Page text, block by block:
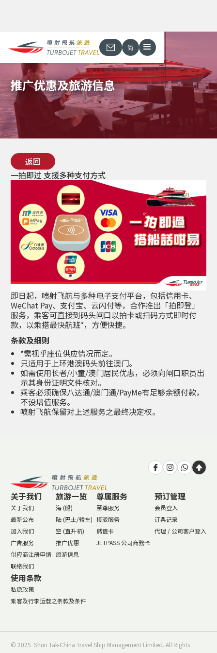
简
推广优惠及旅游信息
一拍即过 支援多种支付方式
返回
即日起，喷射飞航与多种电子支付平台，包括信用卡、
WeChat Pay、支付宝、云闪付等，合作推出「拍即登」
服务，乘客可直接到码头闸口以拍卡或扫码方式即时付
款，以乘搭最快航班*，方便快捷。
条款及细则
*需视乎座位供应情况而定。
只适用于上环港澳码头前往澳门。
如需使用长者/小童/澳门居民优惠，必须向闸口职员出
示其身份证明文件核对。
乘客必须确保八达通/澳门通/PayMe有足够余额付款，
不设增值服务。
喷射飞航保留对上述服务之最终决定权。
关于我们
关于我们
最新公布
加入我们
广告服务
供应商注册申请
联络我们
旅游一览
海 (船)
陆 (巴士/轿车)
空 (直升机)
推广优惠
旅游信息
尊属服务
至尊服务
接驳服务
储值卡
JETPASS 公司商務卡
预订管理
会员登入
订票记录
代理 / 公司客户登入
使用条款
私隐政策
乘客及行李运载之条款及条件
© 2025 Shun Tak-China Travel Ship Management Limited. All Rights